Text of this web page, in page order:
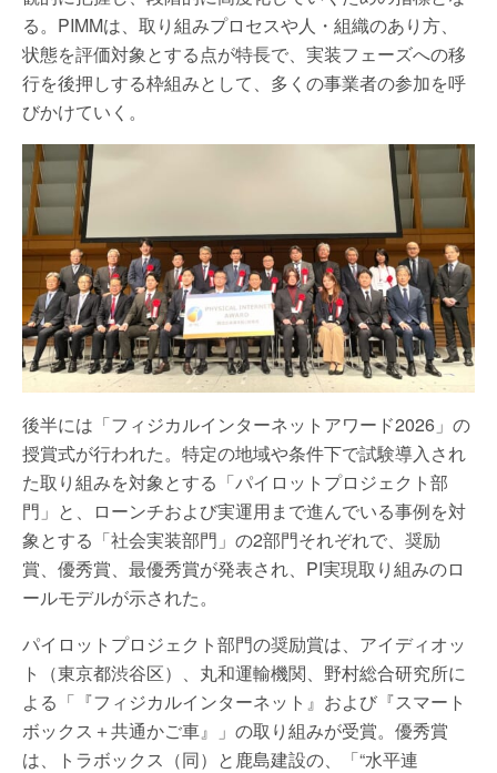
る。PIMMは、取り組みプロセスや人・組織のあり方、
状態を評価対象とする点が特長で、実装フェーズへの移
行を後押しする枠組みとして、多くの事業者の参加を呼
びかけていく。
後半には「フィジカルインターネットアワード2026」の
授賞式が行われた。特定の地域や条件下で試験導入され
た取り組みを対象とする「パイロットプロジェクト部
門」と、ローンチおよび実運用まで進んでいる事例を対
象とする「社会実装部門」の2部門それぞれで、奨励
賞、優秀賞、最優秀賞が発表され、PI実現取り組みのロ
ールモデルが示された。
パイロットプロジェクト部門の奨励賞は、アイディオッ
ト（東京都渋谷区）、丸和運輸機関、野村総合研究所に
よる「『フィジカルインターネット』および『スマート
ボックス＋共通かご車』」の取り組みが受賞。優秀賞
は、トラボックス（同）と鹿島建設の、「“水平連